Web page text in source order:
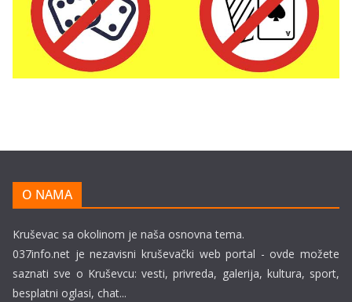
O NAMA
Kruševac sa okolinom je naša osnovna tema.
037info.net je nezavisni kruševački web portal - ovde možete
saznati sve o Kruševcu: vesti, privreda, galerija, kultura, sport,
besplatni oglasi, chat...